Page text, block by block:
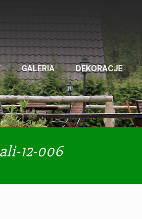
GALERIA DEKORACJE
12-006